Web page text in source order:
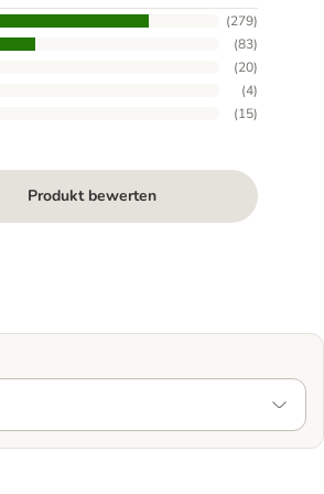
(279)
(83)
(20)
(4)
(15)
Produkt bewerten